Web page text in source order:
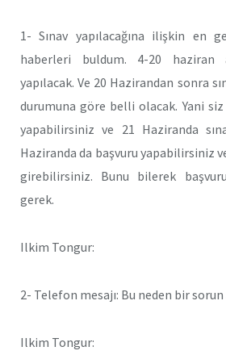
1- Sınav yapılacağına ilişkin en
haberleri buldum. 4-20 haziran
yapılacak. Ve 20 Hazirandan sonra
durumuna göre belli olacak. Yani
yapabilirsiniz ve 21 Haziranda
Haziranda da başvuru yapabilirsiniz
girebilirsiniz. Bunu bilerek
gerek.
Ilkim Tongur:
2- Telefon mesajı: Bu neden bir
Ilkim Tongur: